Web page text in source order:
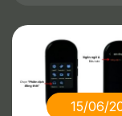
dụng các ngôn
nhau dễ dàng
chuyện, họp nhóm
trao đổi công việc
không còn rào cản
15/06/